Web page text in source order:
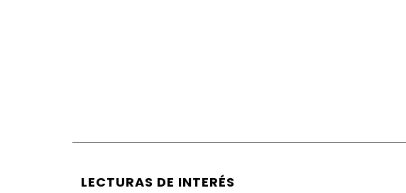
LECTURAS DE INTERÉS